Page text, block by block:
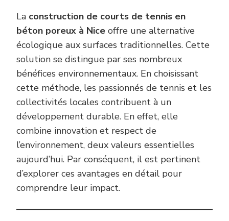
La construction de courts de tennis en
béton poreux à Nice offre une alternative
écologique aux surfaces traditionnelles. Cette
solution se distingue par ses nombreux
bénéfices environnementaux. En choisissant
cette méthode, les passionnés de tennis et les
collectivités locales contribuent à un
développement durable. En effet, elle
combine innovation et respect de
l’environnement, deux valeurs essentielles
aujourd’hui. Par conséquent, il est pertinent
d’explorer ces avantages en détail pour
comprendre leur impact.